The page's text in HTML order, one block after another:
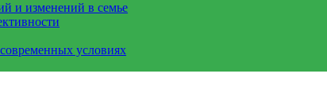
и изменений в семье
условиях